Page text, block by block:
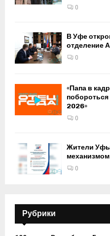
0
В Уфе
отделение
0
«Папа в
побороться
2026»
0
Жители Уфы
0
Рубрики